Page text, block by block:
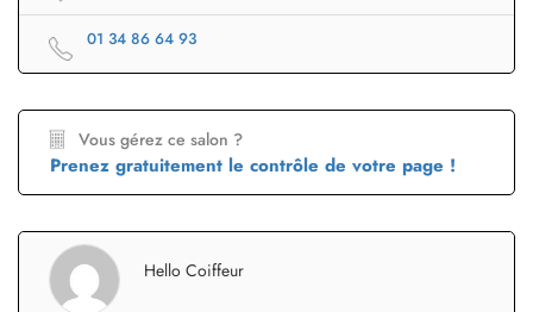
01 34 86 64 93
Vous gérez ce salon ?
Prenez gratuitement le contrôle de votre page !
Hello Coiffeur